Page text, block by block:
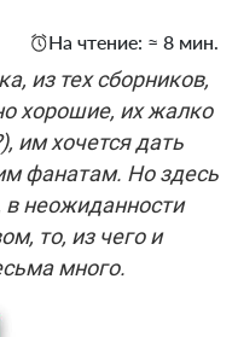
На чтение: ≈ 8 мин.
из тех сборников,
хорошие, их жалко
им хочется дать
фанатам. Но здесь
в неожиданности
то, из чего и
много.